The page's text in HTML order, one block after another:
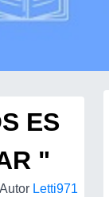
ES
"
Autor Letti971